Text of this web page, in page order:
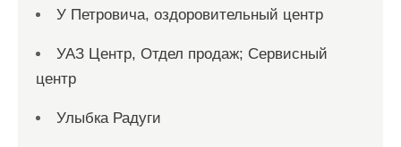
У Петровича, оздоровительный центр
УАЗ Центр, Отдел продаж; Сервисный
центр
Улыбка Радуги